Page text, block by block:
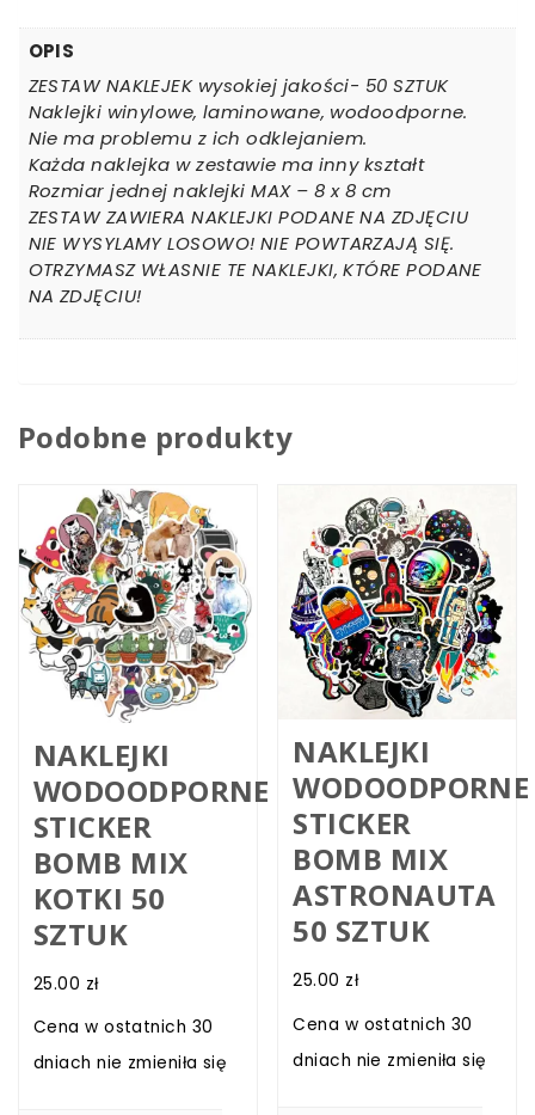
OPIS
ZESTAW NAKLEJEK wysokiej jakości- 50 SZTUK
Naklejki winylowe, laminowane, wodoodporne.
Nie ma problemu z ich odklejaniem.
Każda naklejka w zestawie ma inny kształt
Rozmiar jednej naklejki MAX – 8 x 8 cm
ZESTAW ZAWIERA NAKLEJKI PODANE NA ZDJĘCIU
NIE WYSYLAMY LOSOWO! NIE POWTARZAJĄ SIĘ.
OTRZYMASZ WŁASNIE TE NAKLEJKI, KTÓRE PODANE
NA ZDJĘCIU!
Podobne produkty
NAKLEJKI
WODOODPORNE
STICKER
BOMB MIX
KOTKI 50
SZTUK
25.00 zł
Cena w ostatnich 30
dniach nie zmieniła się
NAKLEJKI
WODOODPORNE
STICKER
BOMB MIX
ASTRONAUTA
50 SZTUK
25.00 zł
Cena w ostatnich 30
dniach nie zmieniła się